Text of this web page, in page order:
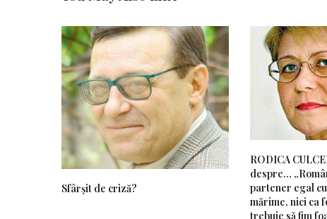
Sfârșit de criză?
RODICA
despre…
partener egal
mărime, nici ca
trebuie să fim